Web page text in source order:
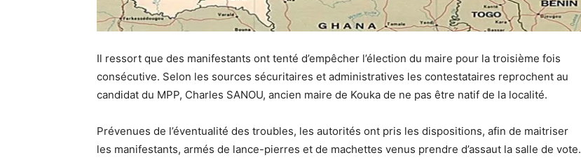
Il ressort que des manifestants ont tenté d’empêcher l’élection du maire pour la troisième fois
consécutive. Selon les sources sécuritaires et administratives les contestataires reprochent au
candidat du MPP, Charles SANOU, ancien maire de Kouka de ne pas être natif de la localité.
Prévenues de l’éventualité des troubles, les autorités ont pris les dispositions, afin de maitriser
les manifestants, armés de lance-pierres et de machettes venus prendre d’assaut la salle de vote.